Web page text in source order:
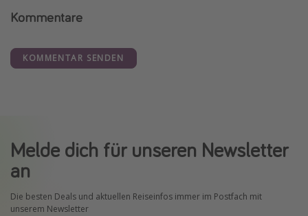
Kommentare
KOMMENTAR SENDEN
Melde dich für unseren Newsletter
an
Die besten Deals und aktuellen Reiseinfos immer im Postfach mit
unserem Newsletter